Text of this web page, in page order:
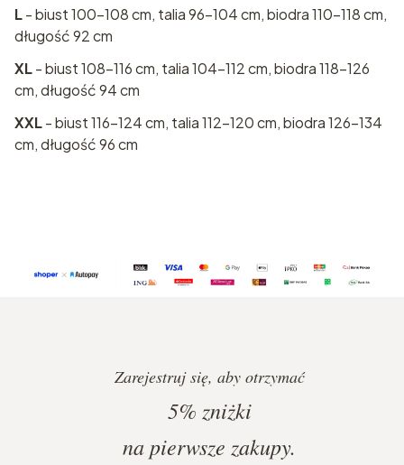
L- biust 100-108 cm, talia 96-104 cm, biodra 110-118 cm,
długość 92 cm
XL- biust 108-116 cm, talia 104-112 cm, biodra 118-126
cm, długość 94 cm
XXL- biust 116-124 cm, talia 112-120 cm, biodra 126-134
cm, długość 96 cm
Zarejestruj się, aby otrzymać
5% zniżki
na pierwsze zakupy.